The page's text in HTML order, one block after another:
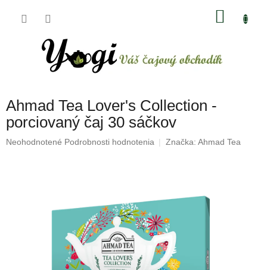
Ahmad Tea Lover's Collection -
porciovaný čaj 30 sáčkov
Priemerné
Neohodnotené Podrobnosti hodnotenia Značka: Ahmad Tea